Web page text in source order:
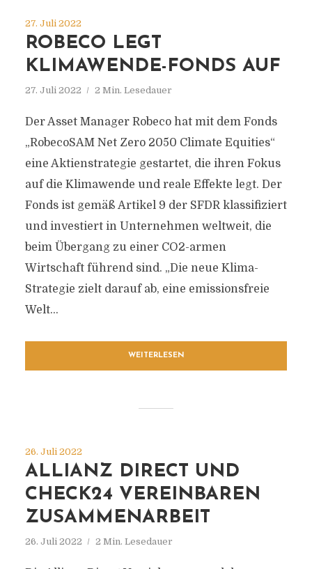
27. Juli 2022
ROBECO LEGT
KLIMAWENDE-FONDS AUF
27. Juli 2022 2 Min. Lesedauer
Der Asset Manager Robeco hat mit dem Fonds
„RobecoSAM Net Zero 2050 Climate Equities“
eine Aktienstrategie gestartet, die ihren Fokus
auf die Klimawende und reale Effekte legt. Der
Fonds ist gemäß Artikel 9 der SFDR klassifiziert
und investiert in Unternehmen weltweit, die
beim Übergang zu einer CO2-armen
Wirtschaft führend sind. „Die neue Klima-
Strategie zielt darauf ab, eine emissionsfreie
Welt...
WEITERLESEN
26. Juli 2022
ALLIANZ DIRECT UND
CHECK24 VEREINBAREN
ZUSAMMENARBEIT
26. Juli 2022 2 Min. Lesedauer